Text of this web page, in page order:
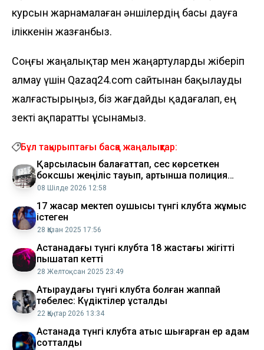
курсын жарнамалаған әншілердің басы дауға
іліккенін жазғанбыз.
Соңғы жаңалықтар мен жаңартуларды жіберіп
алмау үшін Qazaq24.com сайтынан бақылауды
жалғастырыңыз, біз жағдайды қадағалап, ең
өзекті ақпаратты ұсынамыз.
Бұл тақырыптағы басқа жаңалықтар:
Қарсыласын балағаттап, сес көрсеткен
боксшы жеңіліс тауып, артынша полиция
бөлімшесінен бір ақ шықты
08 Шілде 2026 12:58
17 жасар мектеп оқушысы түнгі клубта жұмыс
істеген
28 Қазан 2025 17:56
Астанадағы түнгі клубта 18 жастағы жігітті
пышақтап кетті
28 Желтоқсан 2025 23:49
Атыраудағы түнгі клубта болған жаппай
төбелес: Күдіктілер ұсталды
22 Қаңтар 2026 13:34
Астанада түнгі клубта атыс шығарған ер адам
сотталды